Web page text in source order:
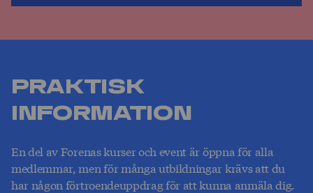
Praktisk
information
En del av Forenas kurser och event är öppna för alla
medlemmar, men för många utbildningar krävs att du
har någon förtroendeuppdrag för att kunna anmäla dig.